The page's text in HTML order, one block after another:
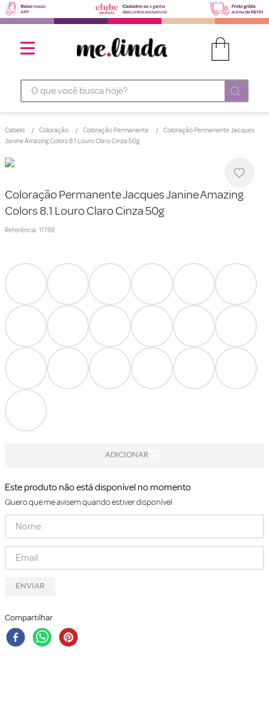
O que você busca hoje?
Cabelo Coloração Coloração Permanente
Coloração Permanente Jacques
Janine Amazing Colors 8.1 Louro Claro Cinza 50g
Coloração Permanente Jacques Janine Amazing
Colors 8.1 Louro Claro Cinza 50g
Referência: 11769
Este produto não está disponível no momento
Quero que me avisem quando estiver disponível
ENVIAR
Compartilhar